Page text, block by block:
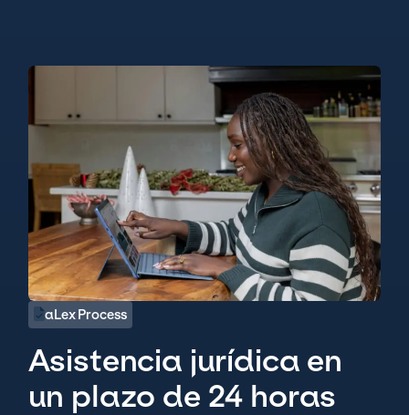
aLex Process
Asistencia jurídica en
un plazo de 24 horas